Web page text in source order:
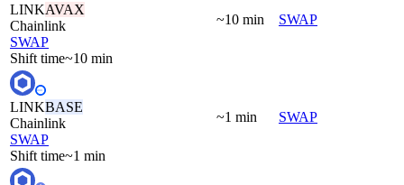
LINKAVAX
Chainlink
SWAP
Shift time~10 min
~10 min SWAP
LINKBASE
Chainlink
SWAP
Shift time~1 min
~1 min SWAP